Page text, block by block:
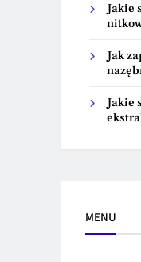
Jakie
Jak
Jakie
MENU